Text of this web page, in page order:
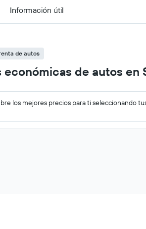
Información útil
de autos
económicas de autos en
los mejores precios para ti seleccionando